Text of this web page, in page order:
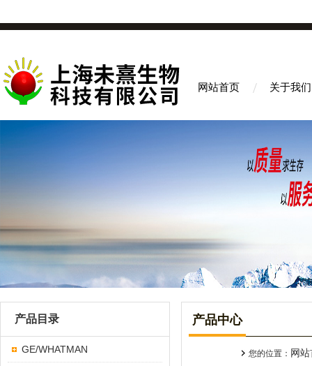
网站首页 关于我们
产品目录
GE/WHATMAN
产品中心
您的位置： 网